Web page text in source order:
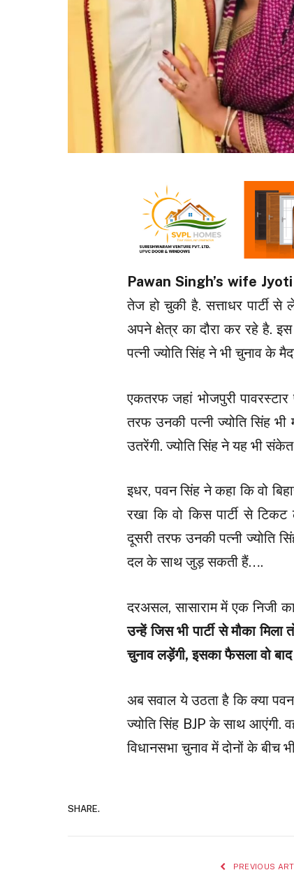
Pawan Singh’s wife
तेज हो चुकी है. सत्ताधर पार्टी
अपने क्षेत्र का दौरा कर रहे है.
पत्नी ज्योति सिंह ने भी चुनाव के
एकतरफ जहां भोजपुरी
तरफ उनकी पत्नी ज्योति सिंह
उतरेंगी. ज्योति सिंह ने यह भी
इधर, पवन सिंह ने कहा कि वो
रखा कि वो किस पार्टी से
दूसरी तरफ उनकी पत्नी ज्योति
दल के साथ जुड़ सकती हैं….
दरअसल, सासाराम में एक निजी
उन्हें जिस भी पार्टी से मौका
चुनाव लड़ेंगी, इसका फैसला वो बाद
अब सवाल ये उठता है कि क्या पवन
ज्योति सिंह BJP के साथ आएंगी.
विधानसभा चुनाव में दोनों के
SHARE.
PREVIOUS